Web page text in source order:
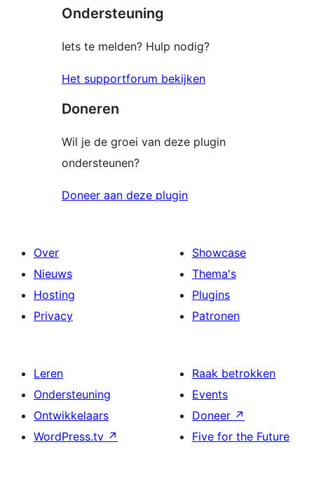
Ondersteuning
Iets te melden? Hulp nodig?
Het supportforum bekijken
Doneren
Wil je de groei van deze plugin
ondersteunen?
Doneer aan deze plugin
Over
Nieuws
Hosting
Privacy
Showcase
Thema's
Plugins
Patronen
Leren
Ondersteuning
Ontwikkelaars
WordPress.tv ↗
Raak betrokken
Events
Doneer ↗
Five for the Future